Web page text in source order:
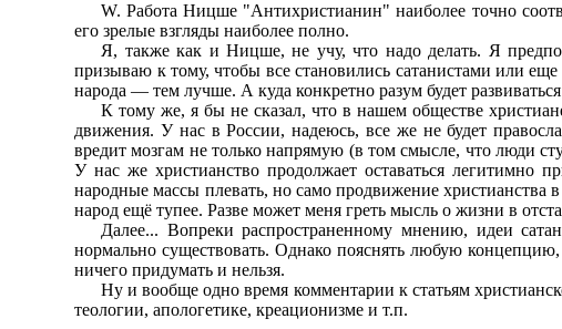
W. Работа Ницше "Антихристианин" наиболее точно
его зрелые взгляды наиболее полно.
Я, также как и Ницше, не учу, что надо делать. Я
призываю к тому, чтобы все становились сатанистами или
народа — тем лучше. А куда конкретно разум будет
К тому же, я бы не сказал, что в нашем обществе
движения. У нас в России, надеюсь, все же не будет
вредит мозгам не только напрямую (в том смысле, что люди
У нас же христианство продолжает оставаться легитимно
народные массы плевать, но само продвижение
народ ещё тупее. Разве может меня греть мысль о жизни в
Далее... Вопреки распространенному мнению, идеи
нормально существовать. Однако пояснять любую
ничего придумать и нельзя.
Ну и вообще одно время комментарии к статьям
теологии, апологетике, креационизме и т.п.